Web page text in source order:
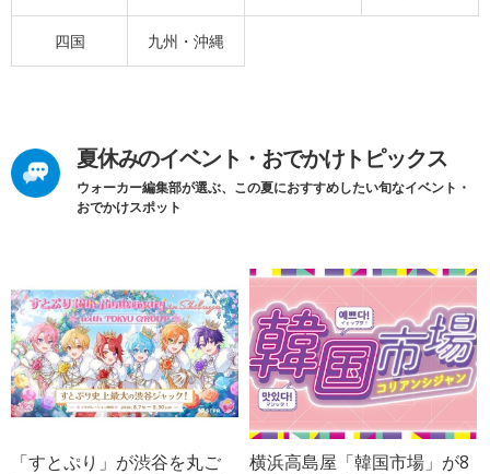
四国 九州・沖縄
夏休みのイベント・おでかけトピックス
ウォーカー編集部が選ぶ、この夏におすすめしたい旬なイベント・
おでかけスポット
「すとぷり」が渋谷を丸ご
横浜高島屋「韓国市場」が8